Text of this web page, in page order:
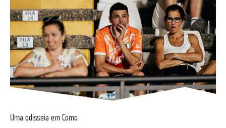
Uma odisseia em Como